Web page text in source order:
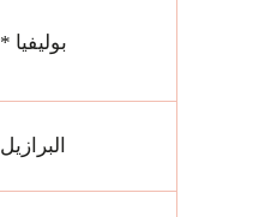
بوليفيا *
البرازيل